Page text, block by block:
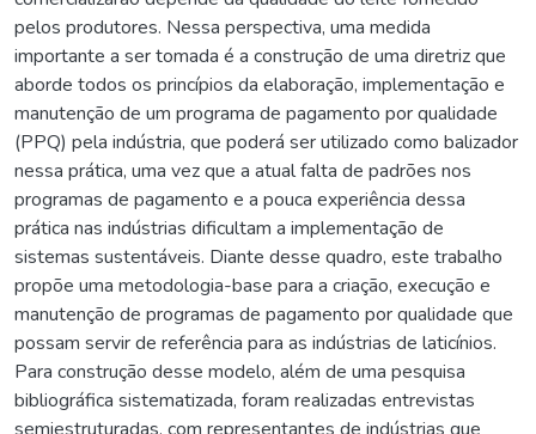
pelos produtores. Nessa perspectiva, uma medida
importante a ser tomada é a construção de uma diretriz que
aborde todos os princípios da elaboração, implementação e
manutenção de um programa de pagamento por qualidade
(PPQ) pela indústria, que poderá ser utilizado como balizador
nessa prática, uma vez que a atual falta de padrões nos
programas de pagamento e a pouca experiência dessa
prática nas indústrias dificultam a implementação de
sistemas sustentáveis. Diante desse quadro, este trabalho
propõe uma metodologia-base para a criação, execução e
manutenção de programas de pagamento por qualidade que
possam servir de referência para as indústrias de laticínios.
Para construção desse modelo, além de uma pesquisa
bibliográfica sistematizada, foram realizadas entrevistas